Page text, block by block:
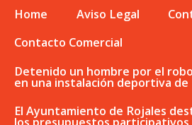
Home Aviso Legal
Contacto Comercial
Detenido un hombre por el
en una instalación deportiva de
El Ayuntamiento de Rojales